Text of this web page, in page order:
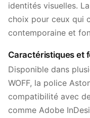
identités visuelles.
choix pour ceux qui
contemporaine et
Caractéristiques et
Disponible dans
WOFF, la police
compatibilité avec
comme Adobe